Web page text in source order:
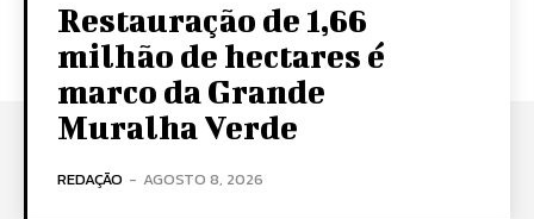
Restauração de 1,66
milhão de hectares é
marco da Grande
Muralha Verde
REDAÇÃO - AGOSTO 8, 2026